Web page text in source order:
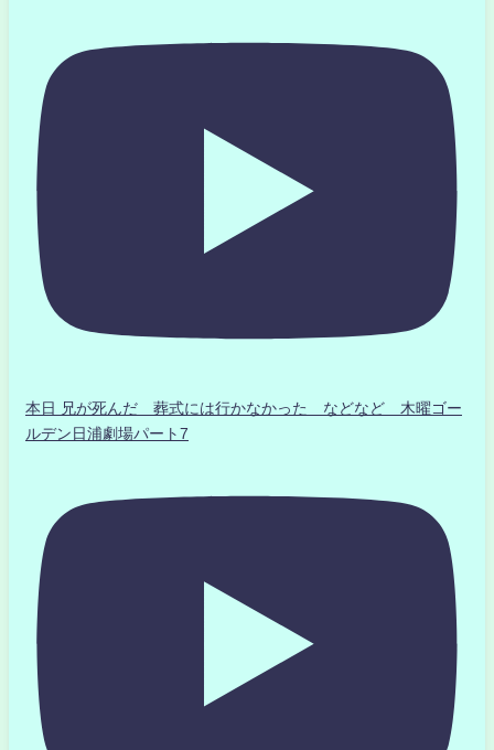
本日 兄が死んだ 葬式には行かなかった などなど 木曜ゴー
ルデン日浦劇場パート7